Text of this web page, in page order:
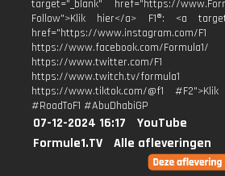
target="_blank" href="https://
Follow">Klik hier</a> F1®: <a
href="https://www.instagram.com/F1
https://www.facebook.com/Formula1/
https://www.twitter.com/F1
https://www.twitch.tv/formula1
https://www.tiktok.com/@f1
#RoadToF1 #AbuDhabiGP
07-12-2024 16:17
YouTube
Formule1.TV
Alle afleveringen